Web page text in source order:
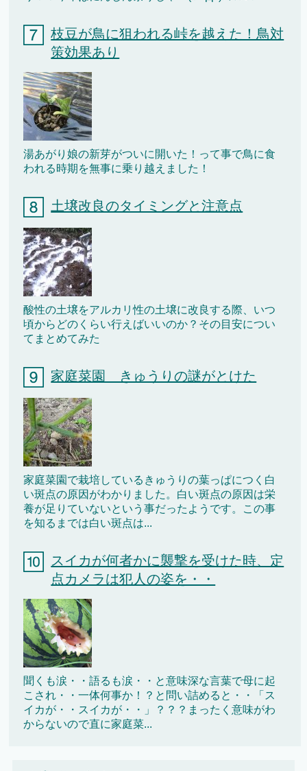
枝豆が鳥に狙われる峠を越えた！鳥対
策効果あり
湯あがり娘の新芽がついに開いた！って事で鳥に食
われる時期を無事に乗り越えました！
土壌改良のタイミングと注意点
酸性の土壌をアルカリ性の土壌に改良する際、いつ
頃からどのくらい行えばいいのか？その目安につい
てまとめてみた
家庭菜園 きゅうりの謎がとけた
家庭菜園で栽培しているきゅうりの葉っぱにつく白
い斑点の原因がわかりました。白い斑点の原因は栄
養が足りていないという事だったようです。この事
を知るまでは白い斑点は...
スイカが何者かに襲撃を受けた時、定
点カメラは犯人の姿を・・
聞くも涙・・語るも涙・・と意味深な言葉で母に起
こされ・・一体何事か！？と問い詰めると・・「ス
イカが・・スイカが・・」？？？まったく意味がわ
からないので直に家庭菜...